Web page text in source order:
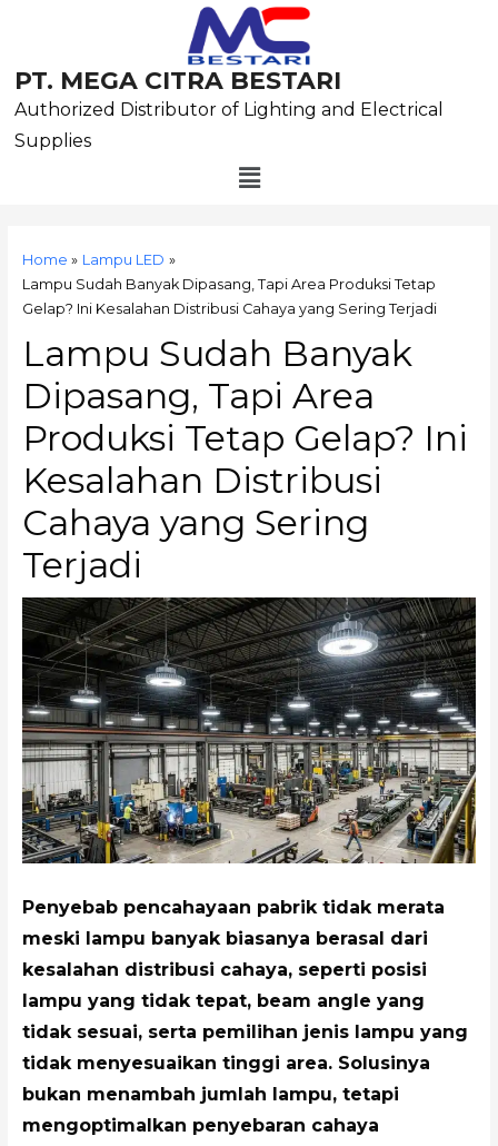
PT. MEGA CITRA BESTARI
Authorized Distributor of Lighting and Electrical
Supplies
Menu
Home
Lampu LED
Lampu Sudah Banyak Dipasang, Tapi Area Produksi Tetap
Gelap? Ini Kesalahan Distribusi Cahaya yang Sering Terjadi
Lampu Sudah Banyak
Dipasang, Tapi Area
Produksi Tetap Gelap? Ini
Kesalahan Distribusi
Cahaya yang Sering
Terjadi
Penyebab pencahayaan pabrik tidak merata
meski lampu banyak biasanya berasal dari
kesalahan distribusi cahaya, seperti posisi
lampu yang tidak tepat, beam angle yang
tidak sesuai, serta pemilihan jenis lampu yang
tidak menyesuaikan tinggi area. Solusinya
bukan menambah jumlah lampu, tetapi
mengoptimalkan penyebaran cahaya